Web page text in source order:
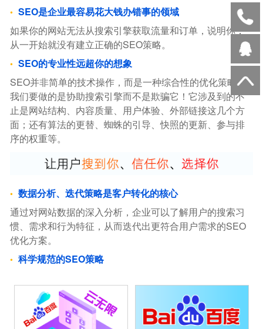
SEO是企业最容易花大钱办错事的领域
如果你的网站无法从搜索引擎获取流量和订单，说明你，
从一开始就没有建立正确的SEO策略。
SEO的专业性远超你的想象
SEO并非简单的技术操作，而是一种综合性的优化策略。
我们要做的是协助搜索引擎而不是欺骗它！它涉及到的不
止是网站结构、内容质量、用户体验、外部链接这几个方
面；还有算法的更替、蜘蛛的引导、快照的更新、参与排
序的权重等。
数据分析、迭代策略是客户转化的核心
通过对网站数据的深入分析，企业可以了解用户的搜索习
惯、需求和行为特征，从而迭代出更符合用户需求的SEO
优化方案。
科学规范的SEO策略